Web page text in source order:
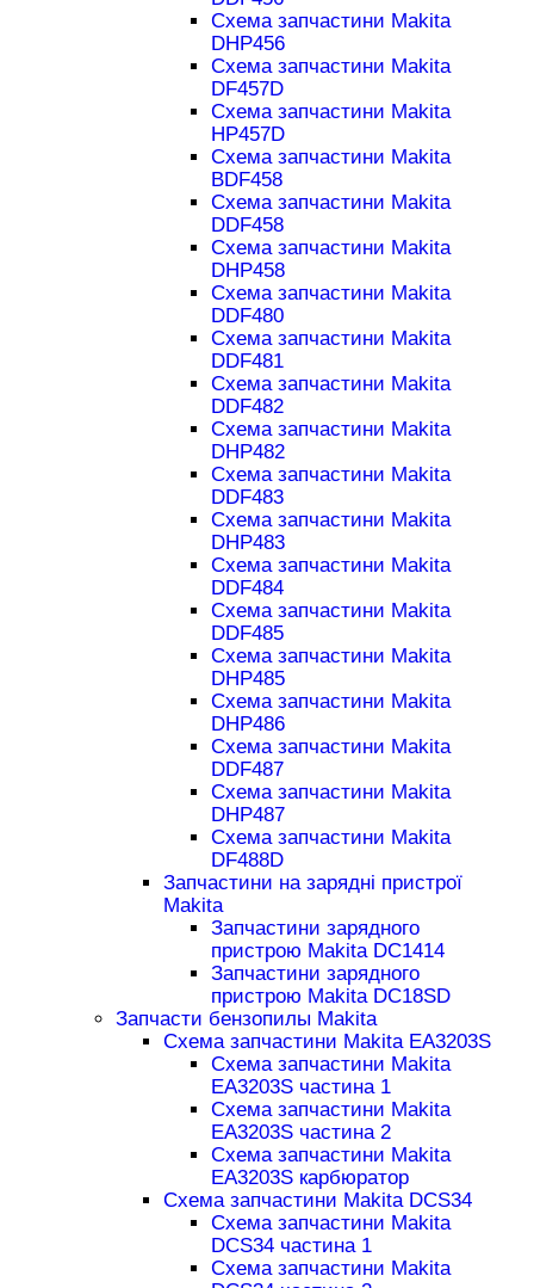
Схема запчастини Makita
DHP456
Схема запчастини Makita
DF457D
Схема запчастини Makita
HP457D
Схема запчастини Makita
BDF458
Схема запчастини Makita
DDF458
Схема запчастини Makita
DHP458
Схема запчастини Makita
DDF480
Схема запчастини Makita
DDF481
Схема запчастини Makita
DDF482
Схема запчастини Makita
DHP482
Схема запчастини Makita
DDF483
Схема запчастини Makita
DHP483
Схема запчастини Makita
DDF484
Схема запчастини Makita
DDF485
Схема запчастини Makita
DHP485
Схема запчастини Makita
DHP486
Схема запчастини Makita
DDF487
Схема запчастини Makita
DHP487
Схема запчастини Makita
DF488D
Запчастини на зарядні пристрої
Makita
Запчастини зарядного
пристрою Makita DC1414
Запчастини зарядного
пристрою Makita DC18SD
Запчасти бензопилы Makita
Схема запчастини Makita EA3203S
Схема запчастини Makita
EA3203S частина 1
Схема запчастини Makita
EA3203S частина 2
Схема запчастини Makita
EA3203S карбюратор
Схема запчастини Makita DCS34
Схема запчастини Makita
DCS34 частина 1
Схема запчастини Makita